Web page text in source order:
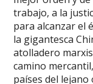
trabajo, a la
para alcanzar el
la gigantesca
atolladero
camino
países del